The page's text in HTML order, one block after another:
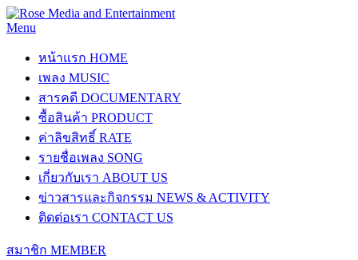
Menu
หน้าแรก HOME
เพลง MUSIC
สารคดี DOCUMENTARY
ซื้อสินค้า PRODUCT
ค่าลิขสิทธิ์ RATE
รายชื่อเพลง SONG
เกี่ยวกับเรา ABOUT US
ข่าวสารและกิจกรรม NEWS & ACTIVITY
ติดต่อเรา CONTACT US
สมาชิก MEMBER